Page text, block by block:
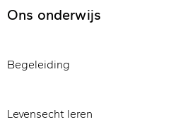
Ons onderwijs
Begeleiding
Levensecht leren